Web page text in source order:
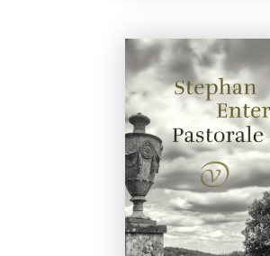
Maxim Osipov
De wereld is niet stuk te
krijgen
€15,00
LEES MEER